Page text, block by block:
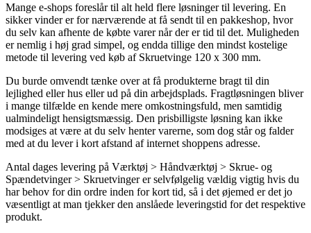
Mange e-shops foreslår til alt held flere løsninger til levering. En
sikker vinder er for nærværende at få sendt til en pakkeshop, hvor
du selv kan afhente de købte varer når der er tid til det. Muligheden
er nemlig i høj grad simpel, og endda tillige den mindst kostelige
metode til levering ved køb af Skruetvinge 120 x 300 mm.
Du burde omvendt tænke over at få produkterne bragt til din
lejlighed eller hus eller ud på din arbejdsplads. Fragtløsningen bliver
i mange tilfælde en kende mere omkostningsfuld, men samtidig
ualmindeligt hensigtsmæssig. Den prisbilligste løsning kan ikke
modsiges at være at du selv henter varerne, som dog står og falder
med at du lever i kort afstand af internet shoppens adresse.
Antal dages levering på Værktøj > Håndværktøj > Skrue- og
Spændetvinger > Skruetvinger er selvfølgelig vældig vigtig hvis du
har behov for din ordre inden for kort tid, så i det øjemed er det jo
væsentligt at man tjekker den anslåede leveringstid for det respektive
produkt.